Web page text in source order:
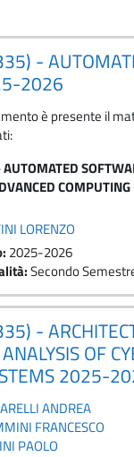
-
2026
è presente il
LORENZO
: 2025-2026
:Secondo
-
OF
2025-
ANDREA
FRANCESCO
PAOLO